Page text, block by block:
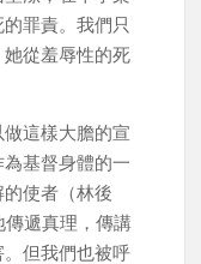
罪責。我們只
從羞辱性的死
這樣大膽的宣
基督身體的一
使者（林後
遞真理，傳講
但我們也被呼